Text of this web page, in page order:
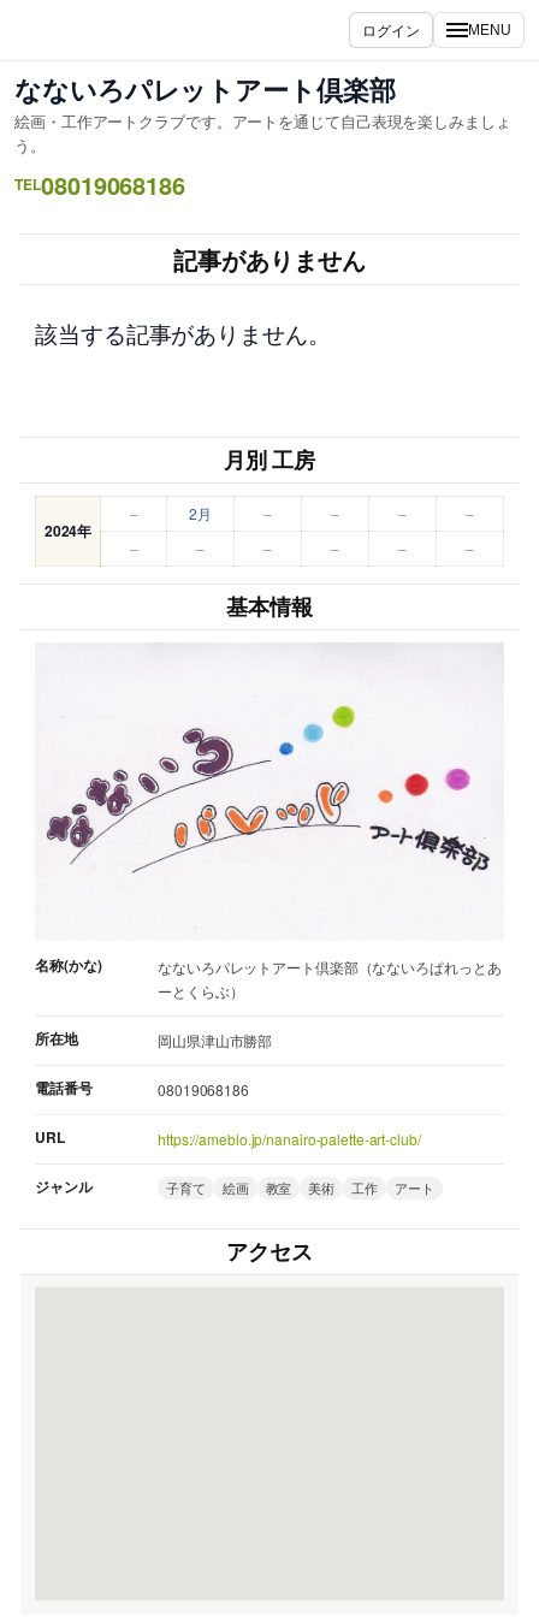
ス
キ
プ
ログイン MENU
なないろパレットアート倶楽部
絵画・工作アートクラブです。アートを通じて自己表現を楽しみましょ
う。
TEL08019068186
記事がありません
該当する記事がありません。
月別 工房
2024年
– 2月 – – –
–
–
– – – – –
基本情報
名称(かな)
なないろパレットアート倶楽部（なないろぱれっとあ
ーとくらぶ）
所在地 岡山県津山市勝部
電話番号 08019068186
URL https://ameblo.jp/nanairo-palette-art-club/
ジャンル 子育て 絵画 教室 美術 工作 アート
アクセス